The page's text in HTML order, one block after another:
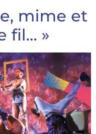
mime et
fil… »